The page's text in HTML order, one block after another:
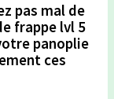
pas mal de
frappe lvl 5
panoplie
ces